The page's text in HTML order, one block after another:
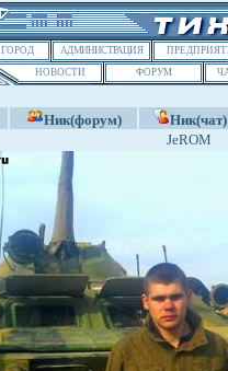
ГОРОД АДМИНИСТРАЦИЯ
НОВОСТИ
ФОРУМ
Ник(форум)
Ник(чат)
JeROM